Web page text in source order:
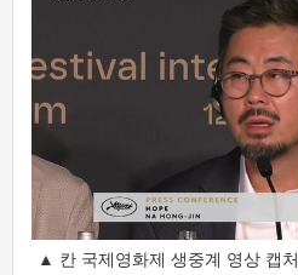
▲ 칸 국제영화제 생중계 영상 캡처